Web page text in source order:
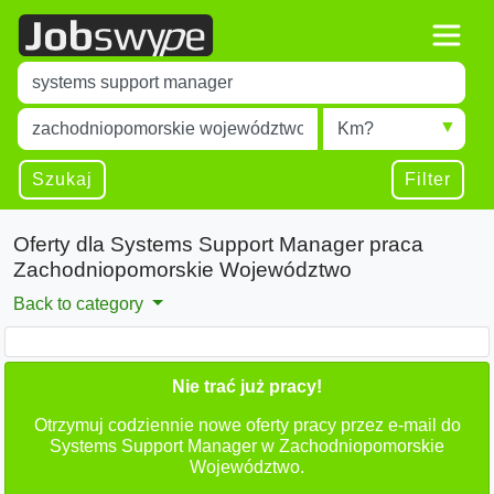
Title
Type 1 or more characters for results.
Miejscowość
Type 1 or more characters for results.
Radius
Szukaj Filter
Oferty dla Systems Support Manager praca
Zachodniopomorskie Województwo
Back to category
Nie trać już pracy!
Otrzymuj codziennie nowe oferty pracy przez e-mail do
Systems Support Manager w Zachodniopomorskie
Województwo.